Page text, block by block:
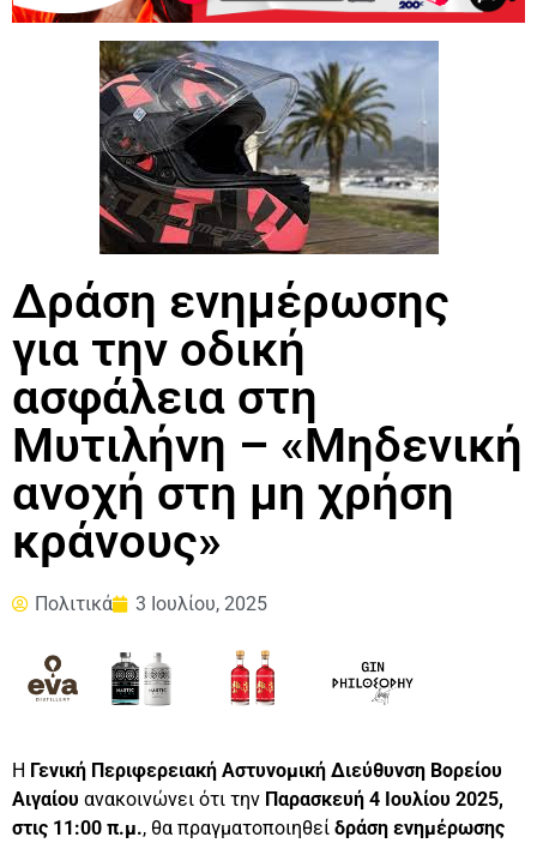
Δράση ενημέρωσης
για την οδική
ασφάλεια στη
Μυτιλήνη – «Μηδενική
ανοχή στη μη χρήση
κράνους»
Πολιτικά 3 Ιουλίου, 2025
Η Γενική Περιφερειακή Αστυνομική Διεύθυνση Βορείου
Αιγαίου ανακοινώνει ότι την Παρασκευή 4 Ιουλίου 2025,
στις 11:00 π.μ., θα πραγματοποιηθεί δράση ενημέρωσης